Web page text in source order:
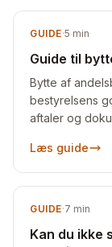
GUIDE·5 min
Guide til
Bytte af
bestyrelsens
aftaler og
Læs guide
GUIDE·7 min
Kan du ikke